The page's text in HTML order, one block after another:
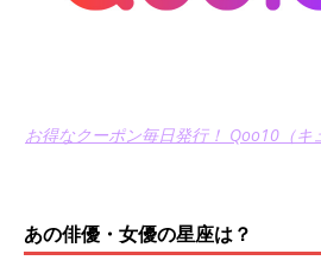
お得なクーポン毎日発行！ Qoo10（キ
あの俳優・女優の星座は？